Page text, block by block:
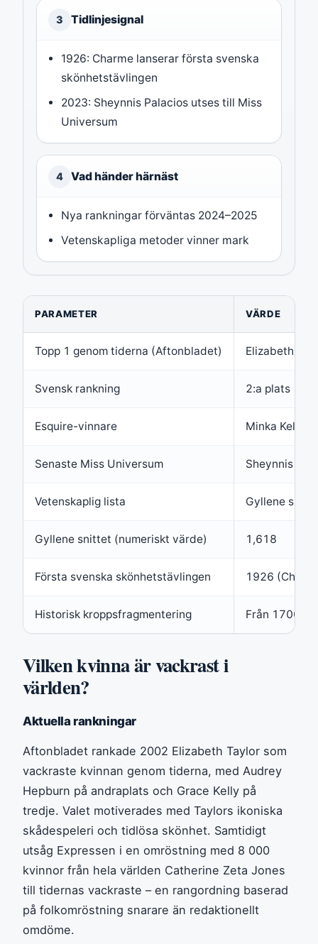
3 Tidlinjesignal
1926: Charme lanserar första svenska
skönhetstävlingen
2023: Sheynnis Palacios utses till Miss
Universum
4 Vad händer härnäst
Nya rankningar förväntas 2024–2025
Vetenskapliga metoder vinner mark
PARAMETER VÄRDE
Topp 1 genom tiderna (Aftonbladet) Elizabeth
Svensk rankning 2:a plats
Esquire-vinnare Minka Kelly
Senaste Miss Universum Sheynnis
Vetenskaplig lista Gyllene
Gyllene snittet (numeriskt värde) 1,618
Första svenska skönhetstävlingen 1926
Historisk kroppsfragmentering Från 1700-
Vilken kvinna är vackrast i
världen?
Aktuella rankningar
Aftonbladet rankade 2002 Elizabeth Taylor som
vackraste kvinnan genom tiderna, med Audrey
Hepburn på andraplats och Grace Kelly på
tredje. Valet motiverades med Taylors ikoniska
skådespeleri och tidlösa skönhet. Samtidigt
utsåg Expressen i en omröstning med 8 000
kvinnor från hela världen Catherine Zeta Jones
till tidernas vackraste – en rangordning baserad
på folkomröstning snarare än redaktionellt
omdöme.